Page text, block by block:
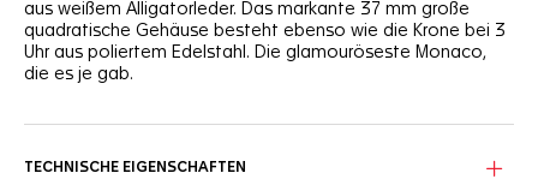
aus weißem Alligatorleder. Das markante 37 mm große
quadratische Gehäuse besteht ebenso wie die Krone bei 3
Uhr aus poliertem Edelstahl. Die glamouröseste Monaco,
die es je gab.
TECHNISCHE EIGENSCHAFTEN